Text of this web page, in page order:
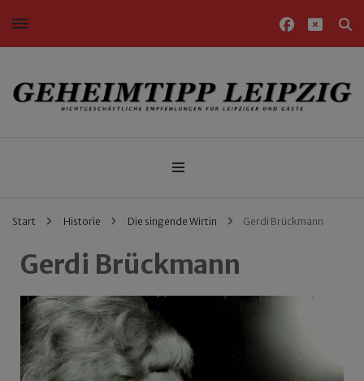
Nichtgeschäftliche Empfehlungen für Leipziger und Gäste
Start Historie Die singende Wirtin Gerdi Brückmann
Gerdi Brückmann